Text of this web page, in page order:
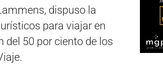
dispuso la
para viajar en
del 50 por ciento de los